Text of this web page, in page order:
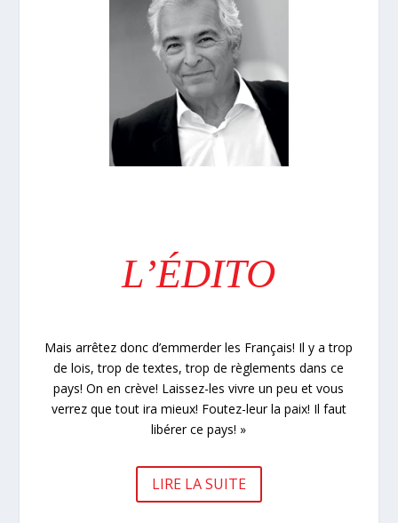
L’ÉDITO
Mais arrêtez donc d’emmerder les Français! Il y a trop
de lois, trop de textes, trop de règlements dans ce
pays! On en crève! Laissez-les vivre un peu et vous
verrez que tout ira mieux! Foutez-leur la paix! Il faut
libérer ce pays! »
LIRE LA SUITE